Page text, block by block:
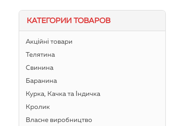
КАТЕГОРИИ ТОВАРОВ
Акційні товари
Телятина
Свинина
Баранина
Курка, Качка та Індичка
Кролик
Власне виробництво